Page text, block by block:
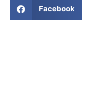
Facebook